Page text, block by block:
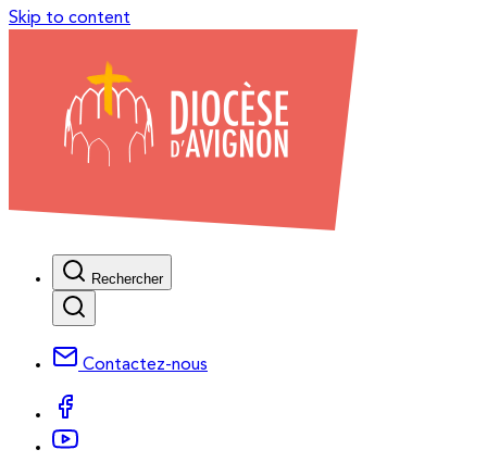
Skip to content
Rechercher
Contactez-nous